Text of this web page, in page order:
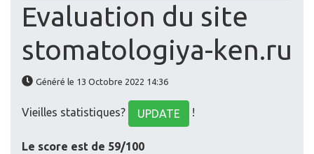
Evaluation du site
stomatologiya-ken.ru
Généré le 13 Octobre 2022 14:36
Vieilles statistiques? UPDATE !
Le score est de 59/100